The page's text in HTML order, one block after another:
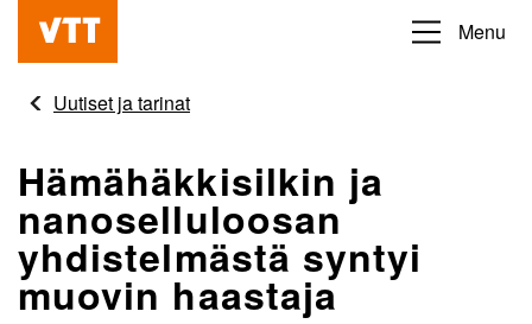
Hyppää
pääsisältöön
Beyond
obvious
Menu
Uutiset ja tarinat
Hämähäkkisilkin ja
nanoselluloosan
yhdistelmästä syntyi
muovin haastaja